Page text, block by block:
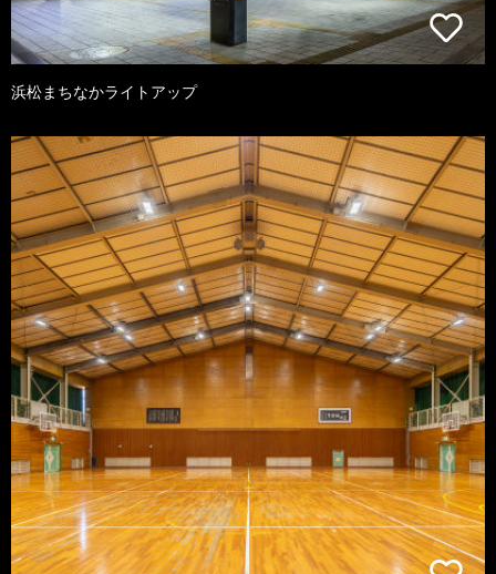
浜松まちなかライトアップ